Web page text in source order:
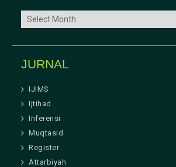
ARSIP
JURNAL
IJIMS
Ijtihad
Inferensi
Muqtasid
Register
Attarbiyah